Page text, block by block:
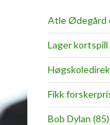
Atle Ødegård
Lager
Fikk
Bob Dylan